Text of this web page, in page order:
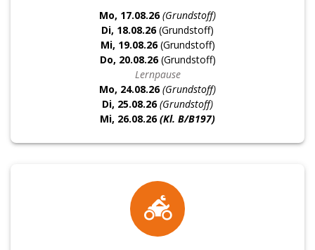
Mo, 17.08.26(Grundstoff)
Di, 18.08.26(Grundstoff)
Mi, 19.08.26(Grundstoff)
Do, 20.08.26(Grundstoff)
Lernpause
Mo, 24.08.26 (Grundstoff)
Di, 25.08.26(Grundstoff)
Mi, 26.08.26 (Kl. B/B197)